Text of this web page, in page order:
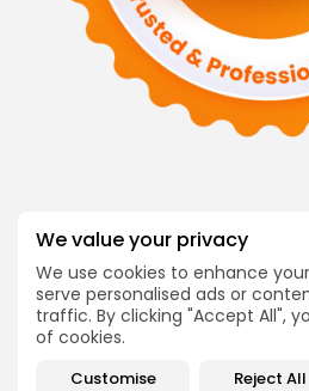
We value your privacy
We use cookies to enhance
serve personalised ads or
traffic. By clicking "Accept All",
of cookies.
Customise Reject All
Follow Us
INFORMASI
Tentang Kami
Hubungi Kami
Blog